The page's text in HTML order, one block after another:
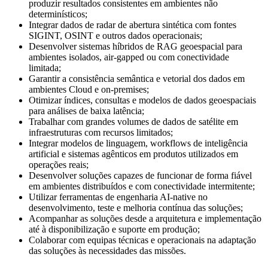
produzir resultados consistentes em ambientes não
determinísticos;
Integrar dados de radar de abertura sintética com fontes
SIGINT, OSINT e outros dados operacionais;
Desenvolver sistemas híbridos de RAG geoespacial para
ambientes isolados, air-gapped ou com conectividade
limitada;
Garantir a consistência semântica e vetorial dos dados em
ambientes Cloud e on-premises;
Otimizar índices, consultas e modelos de dados geoespaciais
para análises de baixa latência;
Trabalhar com grandes volumes de dados de satélite em
infraestruturas com recursos limitados;
Integrar modelos de linguagem, workflows de inteligência
artificial e sistemas agênticos em produtos utilizados em
operações reais;
Desenvolver soluções capazes de funcionar de forma fiável
em ambientes distribuídos e com conectividade intermitente;
Utilizar ferramentas de engenharia AI-native no
desenvolvimento, teste e melhoria contínua das soluções;
Acompanhar as soluções desde a arquitetura e implementação
até à disponibilização e suporte em produção;
Colaborar com equipas técnicas e operacionais na adaptação
das soluções às necessidades das missões.